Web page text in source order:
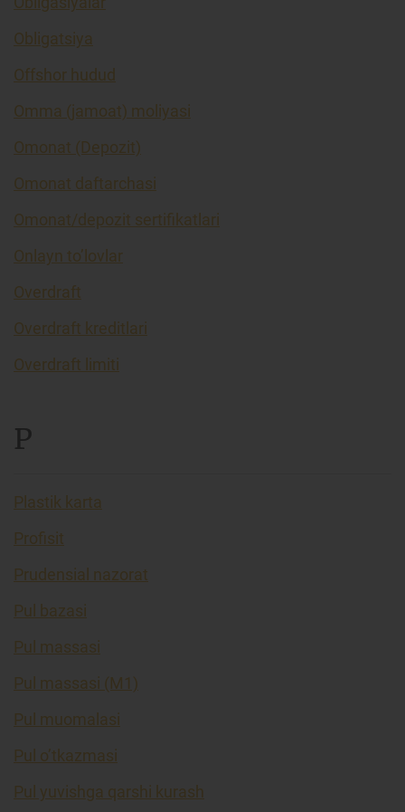
Obligatsiya
Offshor hudud
Omma (jamoat) moliyasi
Omonat (Depozit)
Omonat daftarchasi
Omonat/depozit sertifikatlari
Onlayn to’lovlar
Overdraft
Overdraft kreditlari
Overdraft limiti
P
Plastik karta
Profisit
Prudensial nazorat
Pul bazasi
Pul massasi
Pul massasi (M1)
Pul muomalasi
Pul o’tkazmasi
Pul yuvishga qarshi kurash